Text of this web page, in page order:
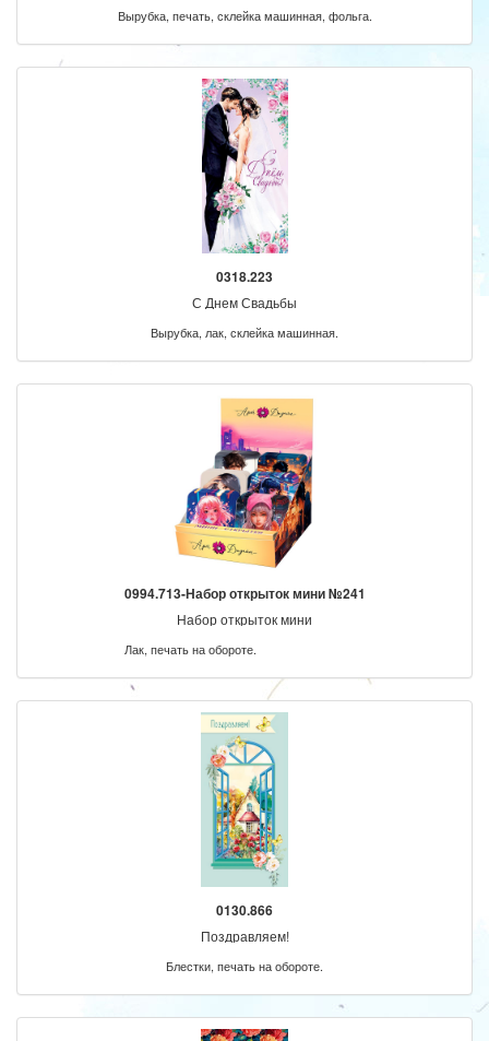
Вырубка, печать, склейка машинная, фольга.
0318.223
С Днем Свадьбы
Вырубка, лак, склейка машинная.
0994.713-Набор открыток мини №241
Набор открыток мини
Лак, печать на обороте.
0130.866
Поздравляем!
Блестки, печать на обороте.